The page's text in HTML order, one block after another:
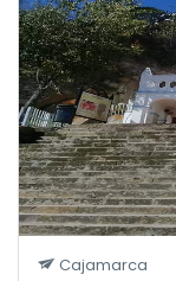
Cajamarca